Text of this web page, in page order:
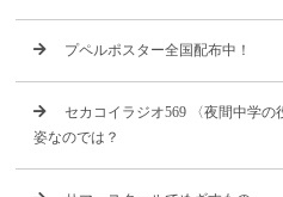
プペルポスター全国配布中！
セカコイラジオ569 〈夜間中学
姿なのでは？